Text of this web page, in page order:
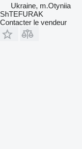
Ukraine, m.Otyniia
ShTEFURAK
Contacter le vendeur